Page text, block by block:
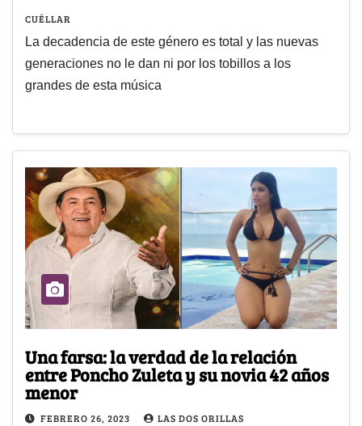
CUÉLLAR
La decadencia de este género es total y las nuevas
generaciones no le dan ni por los tobillos a los
grandes de esta música
Una farsa: la verdad de la relación
entre Poncho Zuleta y su novia 42 años
menor
FEBRERO 26, 2023 LAS DOS ORILLAS